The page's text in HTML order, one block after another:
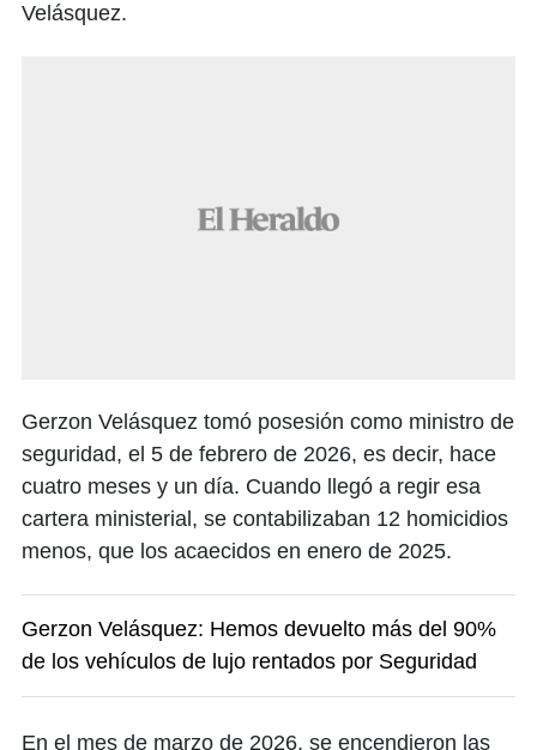
Velásquez.
Gerzon Velásquez tomó posesión como ministro de
seguridad, el 5 de febrero de 2026, es decir, hace
cuatro meses y un día. Cuando llegó a regir esa
cartera ministerial, se contabilizaban 12 homicidios
menos, que los acaecidos en enero de 2025.
Gerzon Velásquez: Hemos devuelto más del 90%
de los vehículos de lujo rentados por Seguridad
En el mes de marzo de 2026, se encendieron las